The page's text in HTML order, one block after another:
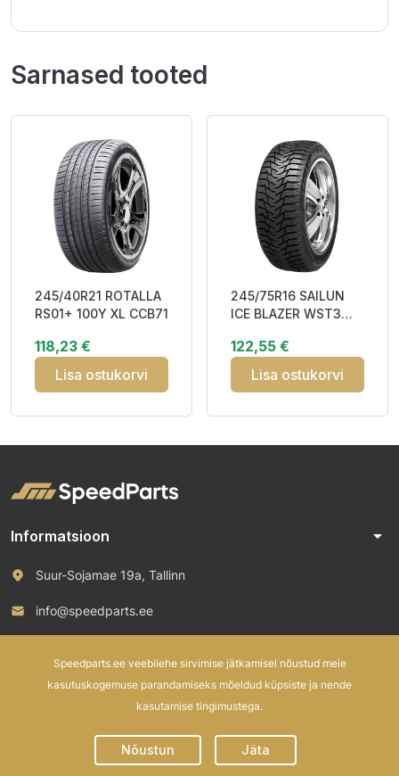
Sarnased tooted
245/40R21 ROTALLA
RS01+ 100Y XL CCB71
118,23 €
Lisa ostukorvi
245/75R16 SAILUN
ICE BLAZER WST3
M+S
122,55 €
Lisa ostukorvi
Informatsioon arrow_drop_down
Suur-Sojamae 19a, Tallinn
info@speedparts.ee
Speedparts.ee veebilehe sirvimise jätkamisel nõustud meie
kasutuskogemuse parandamiseks mõeldud küpsiste ja nende
kasutamise tingimustega.
Nõustun Jäta